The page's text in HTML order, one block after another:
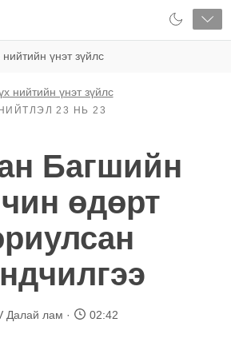
нийтийн үнэт зүйлс
нийтийн үнэт зүйлс
НИЙТЛЭЛ 23 НЬ 23
Багшийн
өдөрт
Далай лам 02:42